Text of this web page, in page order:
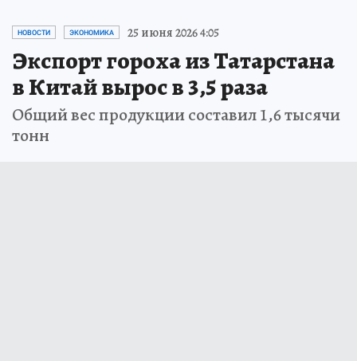
НОВОСТИ ЭКОНОМИКА 25 июня 2026 4:05
Экспорт гороха из Татарстана
в Китай вырос в 3,5 раза
Общий вес продукции составил 1,6 тысячи
тонн